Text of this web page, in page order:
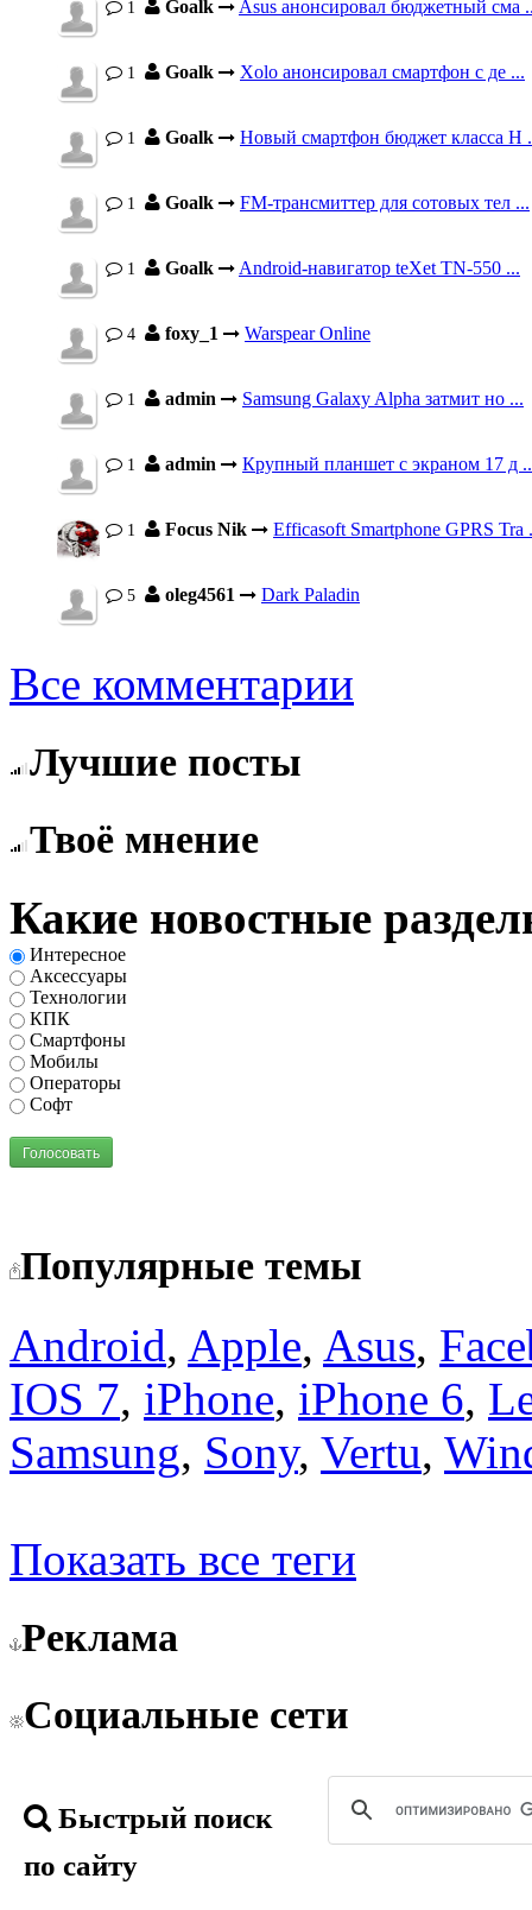
1 Goalk Asus анонсировал бюджетный сма
1 Goalk Xolo анонсировал смартфон с де ...
1 Goalk Новый смартфон бюджет класса H
1 Goalk FM-трансмиттер для сотовых тел ...
1 Goalk Android-навигатор teXet TN-550 ...
4 foxy_1 Warspear Online
1 admin Samsung Galaxy Alpha затмит но ...
1 admin Крупный планшет с экраном 17 д
1 Focus Nik Efficasoft Smartphone GPRS Tra
5 oleg4561 Dark Paladin
Все комментарии
Лучшие посты
Твоё мнение
Какие новостные
Интересное
Аксессуары
Технологии
КПК
Смартфоны
Мобилы
Операторы
Софт
Голосовать
Популярные темы
Android, Apple, Asus,
IOS 7, iPhone, iPhone 6,
Samsung, Sony, Vertu,
Показать все теги
Реклама
Социальные сети
Быстрый поиск
по сайту